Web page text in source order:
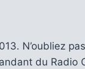
N’oubliez
du Radio